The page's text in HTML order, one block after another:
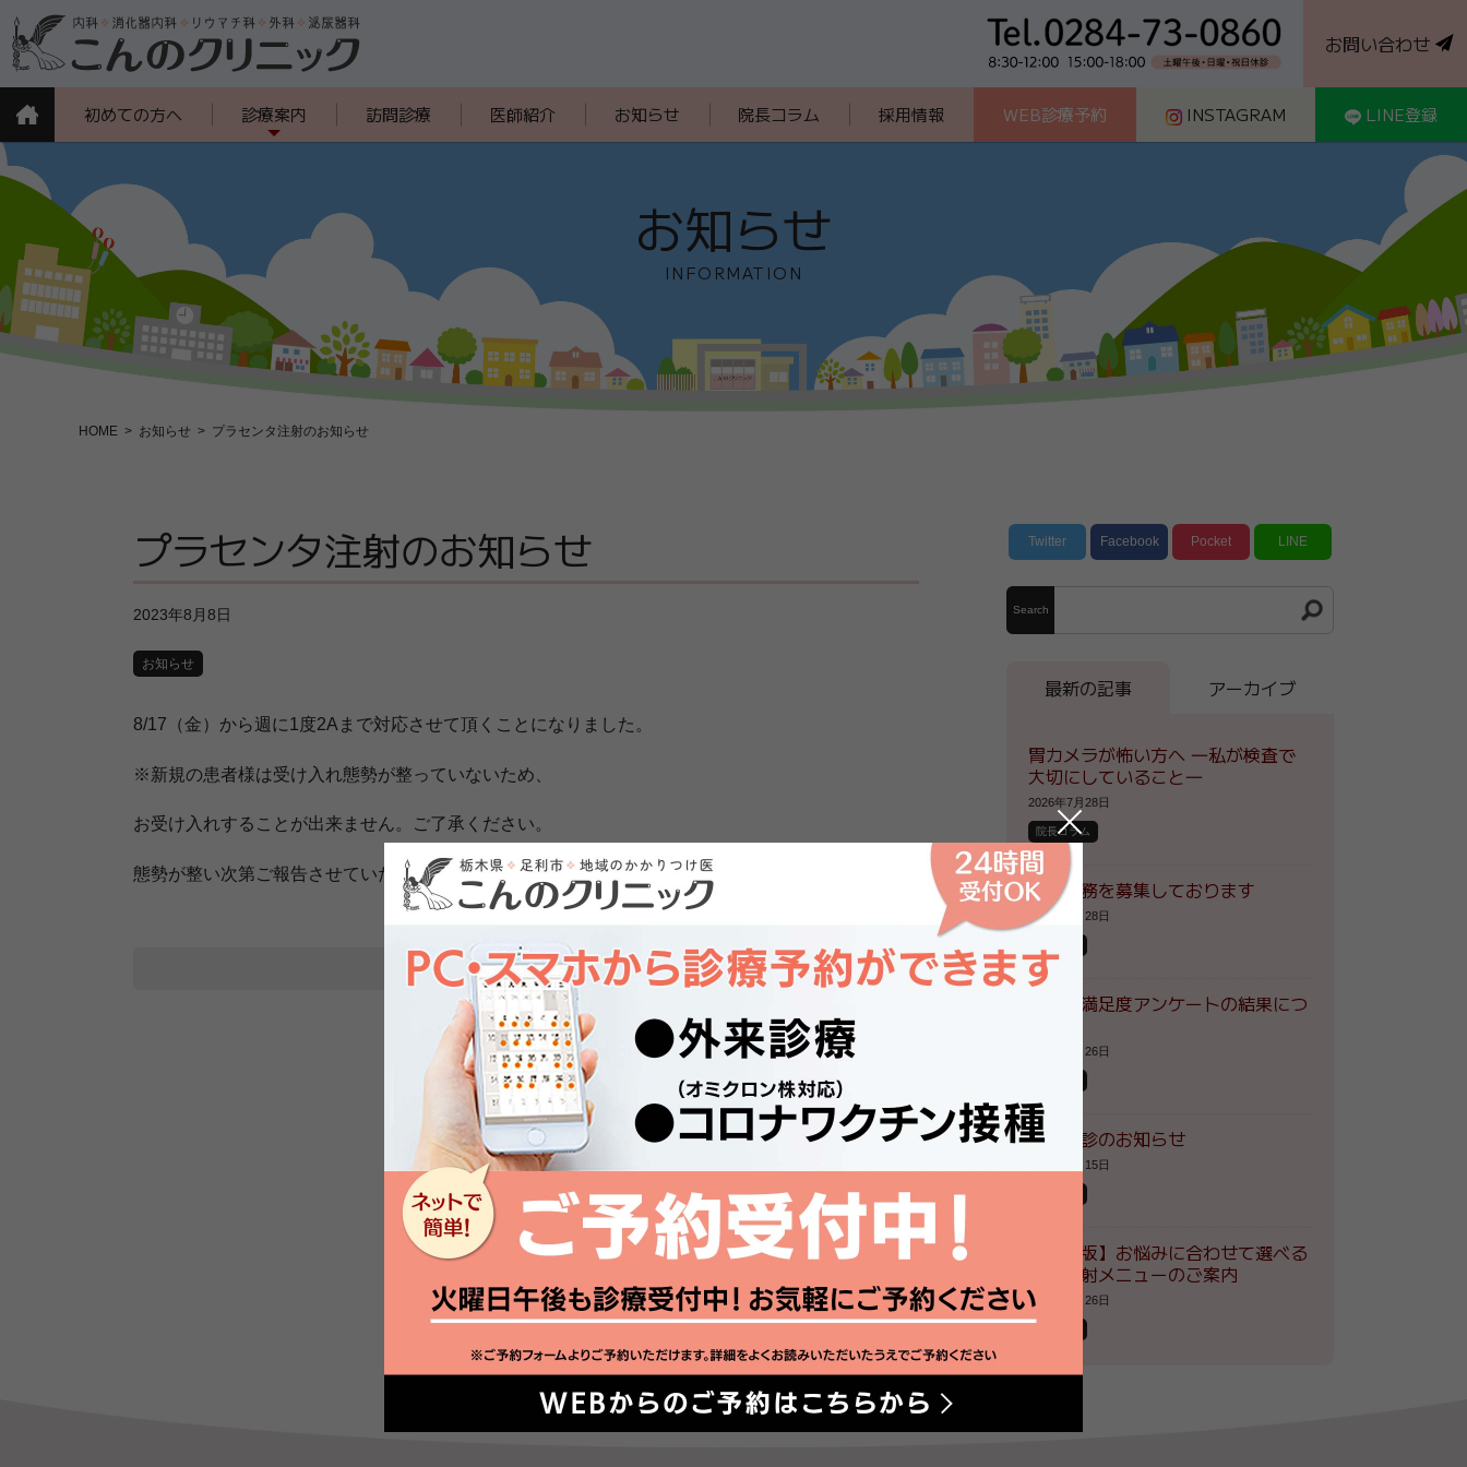
お問い合わせ
初めての方へ 診療案内 訪問診療 医師紹介 お知らせ 院長コラム 採用情報 WEB診療予約 INSTAGRAM LINE登録
お知らせ
INFORMATION
HOME お知らせ プラセンタ注射のお知らせ
プラセンタ注射のお知らせ
2023年8月8日
お知らせ
8/17（金）から週に1度2Aまで対応させて頂くことになりました。
※新規の患者様は受け入れ態勢が整っていないため、
お受け入れすることが出来ません。ご了承ください。
態勢が整い次第ご報告させていただきます。
【新しいページへ】 【過去のページへ】
一覧に戻る
Twitter Facebook Pocket LINE
Search
最新の記事 アーカイブ
胃カメラが怖い方へ ―私が検査で
大切にしていること―
2026年7月28日
院長コラム
医療事務を募集しております
2026年7月28日
患者様満足度アンケートの結果につ
2026年7月26日
夏季休診のお知らせ
2026年7月15日
【最新版】お悩みに合わせて選べる
自費注射メニューのご案内
2026年5月26日